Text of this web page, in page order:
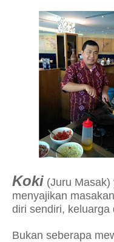
Koki (Juru
menyajikan
diri sendiri, keluarga
Bukan seberapa